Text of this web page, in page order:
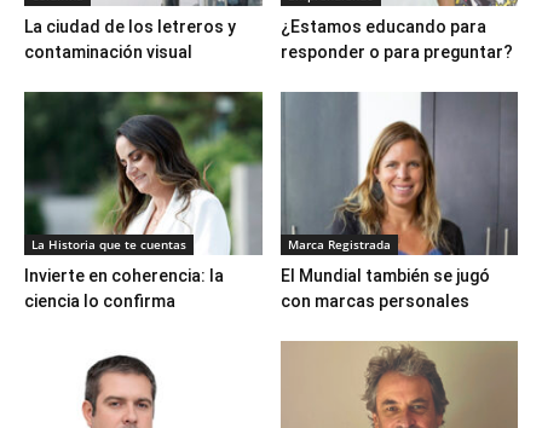
La ciudad de los letreros y
contaminación visual
¿Estamos educando para
responder o para preguntar?
La Historia que te cuentas
Invierte en coherencia: la
ciencia lo confirma
Marca Registrada
El Mundial también se jugó
con marcas personales